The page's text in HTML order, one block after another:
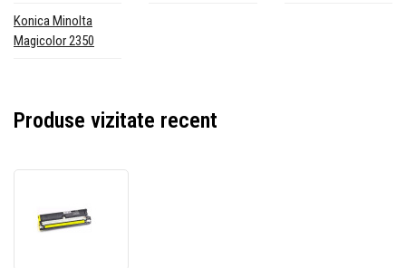
Konica Minolta
Magicolor 2350
Produse vizitate recent